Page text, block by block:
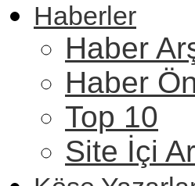
Haberler
Haber
Haber
Top 10
Site İçi